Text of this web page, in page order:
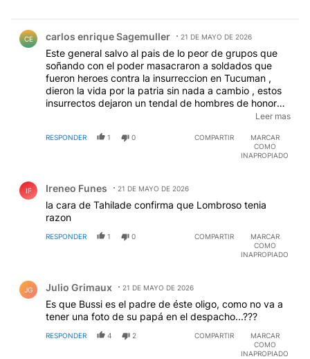
CE carlos enrique Sagemuller 21 DE MAYO DE 2026
Este general salvo al pais de lo peor de grupos que
soñando con el poder masacraron a soldados que
fueron heroes contra la insurreccion en Tucuman ,
dieron la vida por la patria sin nada a cambio , estos
insurrectos dejaron un tendal de hombres de honor
como el teniente CARLOS FRANCISCO ALDINIO que a
que dentro del olvido no recibio nada a cambio , estos
insurrectos secuestraron , torturaron y mataron a
Leer mas
RESPONDER 1 0 COMPARTIR
MARCAR
COMO
INAPROPIADO
IF Ireneo Funes 21 DE MAYO DE 2026
la cara de Tahilade confirma que Lombroso tenia
razon
RESPONDER 1 0 COMPARTIR
MARCAR
COMO
INAPROPIADO
JG Julio Grimaux 21 DE MAYO DE 2026
Es que Bussi es el padre de éste oligo, como no va a
tener una foto de su papá en el despacho...???
RESPONDER 4 2 COMPARTIR
MARCAR
COMO
INAPROPIADO